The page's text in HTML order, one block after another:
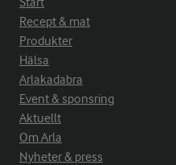
Recept & mat
Produkter
Hälsa
Arlakadabra
Event & sponsring
Aktuellt
Om Arla
Nyheter & press